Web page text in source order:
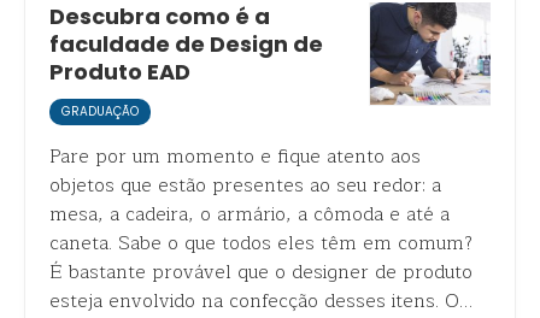
Descubra como é a
faculdade de Design de
Produto EAD
GRADUAÇÃO
Pare por um momento e fique atento aos
objetos que estão presentes ao seu redor: a
mesa, a cadeira, o armário, a cômoda e até a
caneta. Sabe o que todos eles têm em comum?
É bastante provável que o designer de produto
esteja envolvido na confecção desses itens. O…